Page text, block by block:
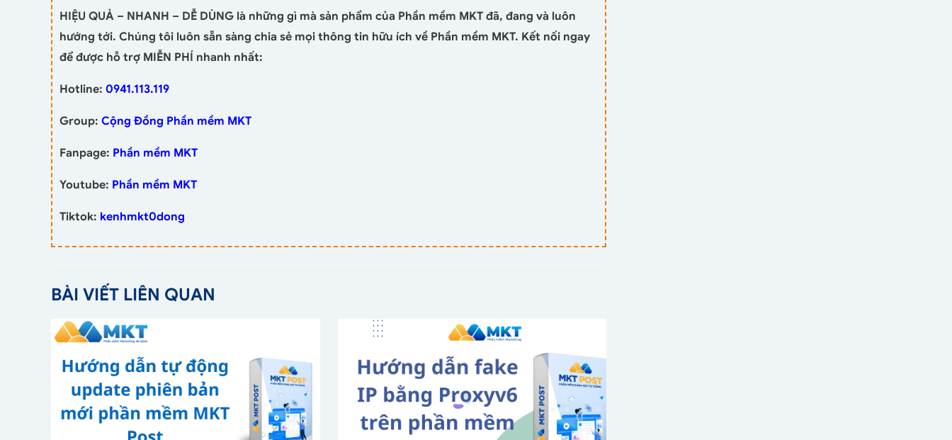
HIỆU QUẢ – NHANH – DỄ DÙNG là những gì mà sản phẩm của Phần mềm MKT đã, đang và luôn
hướng tới. Chúng tôi luôn sẵn sàng chia sẻ mọi thông tin hữu ích về Phần mềm MKT. Kết nối ngay
để được hỗ trợ MIỄN PHÍ nhanh nhất:
Hotline: 0941.113.119
Group: Cộng Đồng Phần mềm MKT
Fanpage: Phần mềm MKT
Youtube: Phần mềm MKT
Tiktok: kenhmkt0dong
BÀI VIẾT LIÊN QUAN